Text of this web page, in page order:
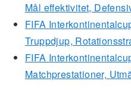
Mål effektivitet,
FIFA
Truppdjup,
FIFA
Matchprestationer,